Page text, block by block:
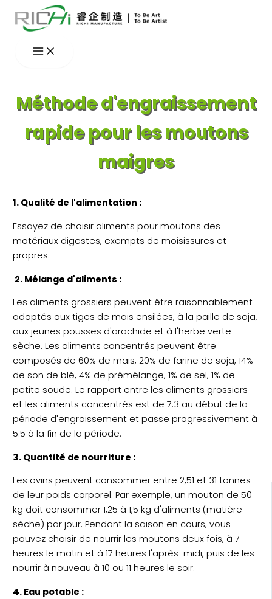
Aller
au
Méthode d'engraissement
rapide pour les moutons
maigres
1. Qualité de l'alimentation :
Essayez de choisir aliments pour moutons des
matériaux digestes, exempts de moisissures et
propres.
2. Mélange d'aliments :
Les aliments grossiers peuvent être raisonnablement
adaptés aux tiges de maïs ensilées, à la paille de soja,
aux jeunes pousses d'arachide et à l'herbe verte
sèche. Les aliments concentrés peuvent être
composés de 60% de maïs, 20% de farine de soja, 14%
de son de blé, 4% de prémélange, 1% de sel, 1% de
petite soude. Le rapport entre les aliments grossiers
et les aliments concentrés est de 7:3 au début de la
période d'engraissement et passe progressivement à
5:5 à la fin de la période.
3. Quantité de nourriture :
Les ovins peuvent consommer entre 2,51 et 31 tonnes
de leur poids corporel. Par exemple, un mouton de 50
kg doit consommer 1,25 à 1,5 kg d'aliments (matière
sèche) par jour. Pendant la saison en cours, vous
pouvez choisir de nourrir les moutons deux fois, à 7
heures le matin et à 17 heures l'après-midi, puis de les
nourrir à nouveau à 10 ou 11 heures le soir.
4. Eau potable :